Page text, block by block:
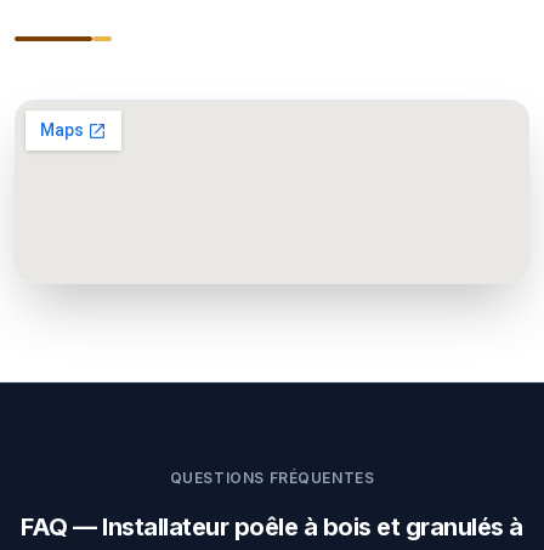
QUESTIONS FRÉQUENTES
FAQ — Installateur poêle à bois et granulés à